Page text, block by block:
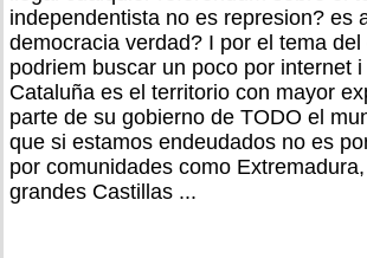
independentista no es represion? es
democracia verdad? I por el tema
podriem buscar un poco por internet
Cataluña es el territorio con mayor
parte de su gobierno de TODO el
que si estamos endeudados no es
por comunidades como
grandes Castillas ...